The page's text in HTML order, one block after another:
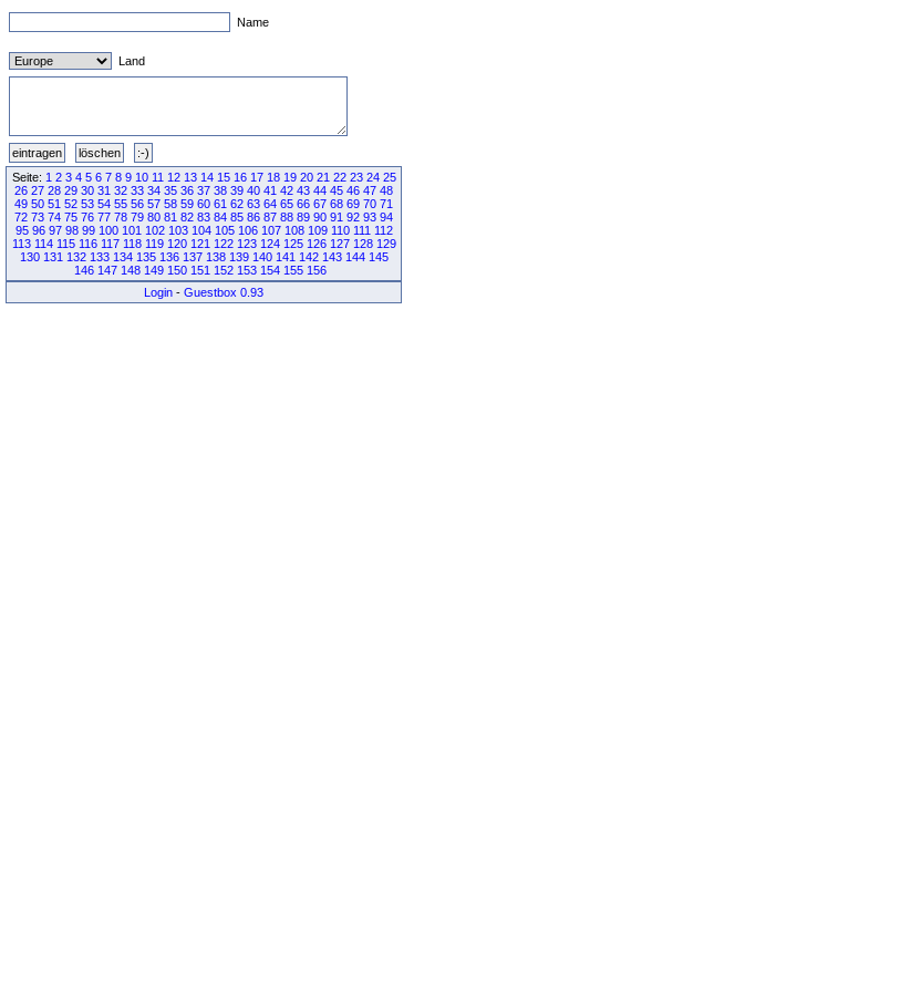
Name
Land
Seite: 1 2 3 4 5 6 7 8 9 10 11 12 13 14 15 16 17 18 19 20 21 22 23 24 25
26 27 28 29 30 31 32 33 34 35 36 37 38 39 40 41 42 43 44 45 46 47 48
49 50 51 52 53 54 55 56 57 58 59 60 61 62 63 64 65 66 67 68 69 70 71
72 73 74 75 76 77 78 79 80 81 82 83 84 85 86 87 88 89 90 91 92 93 94
95 96 97 98 99 100 101 102 103 104 105 106 107 108 109 110 111 112
113 114 115 116 117 118 119 120 121 122 123 124 125 126 127 128 129
130 131 132 133 134 135 136 137 138 139 140 141 142 143 144 145
146 147 148 149 150 151 152 153 154 155 156
Login - Guestbox 0.93